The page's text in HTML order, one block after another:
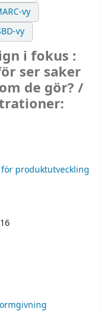
vy
vy
i fokus :
ser saker
de gör? /
produktutveckling